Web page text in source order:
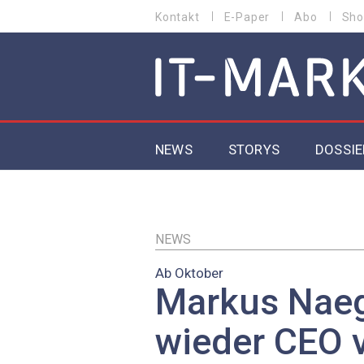
zum
MENU
Kontakt E-Paper Abo
MAIN NAVIGATION
NEWS STORYS
EU-
NEWS
Ab Oktober
Markus
wieder CEO